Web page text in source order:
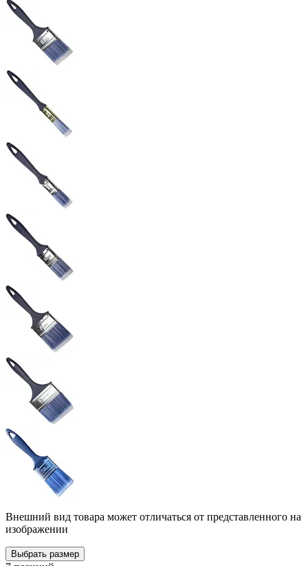
Внешний вид товара может отличаться от представленного на
изображении
Выбрать размер